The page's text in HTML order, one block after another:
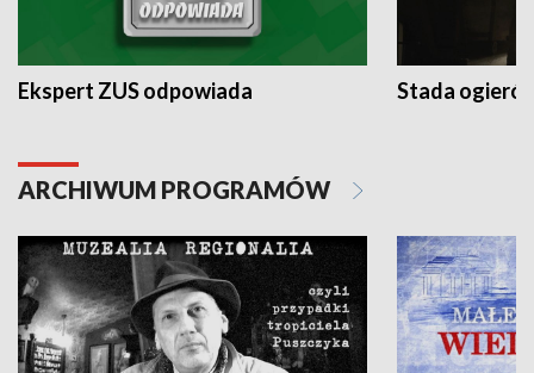
Ekspert ZUS odpowiada Stada
ARCHIWUM PROGRAMÓW